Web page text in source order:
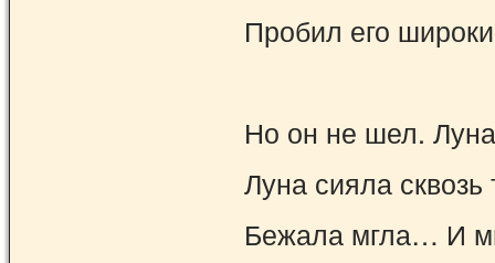
Пробил его
Но он не шел.
Луна сияла сквозь
Бежала мгла… И